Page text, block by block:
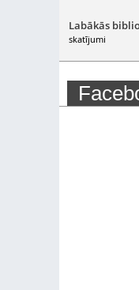
Labākās
skatījumi